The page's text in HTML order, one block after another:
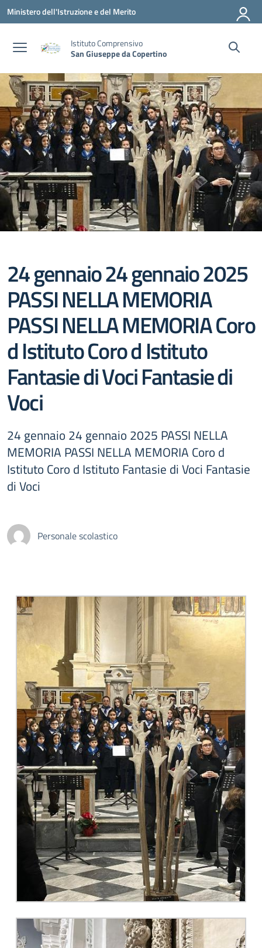
Vai ai contenuti
Vai al menu di navigazione
Vai al footer
Ministero dell'Istruzione e del Merito
Istituto Comprensivo
San Giuseppe da Copertino
24 gennaio 24 gennaio 2025
PASSI NELLA MEMORIA
PASSI NELLA MEMORIA Coro
d Istituto Coro d Istituto
Fantasie di Voci Fantasie di
Voci
24 gennaio 24 gennaio 2025 PASSI NELLA
MEMORIA PASSI NELLA MEMORIA Coro d
Istituto Coro d Istituto Fantasie di Voci Fantasie
di Voci
Personale scolastico